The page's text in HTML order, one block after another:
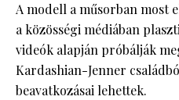
A modell a műsorban most
a közösségi médiában
videók alapján próbálják
Kardashian-Jenner
beavatkozásai lehettek.